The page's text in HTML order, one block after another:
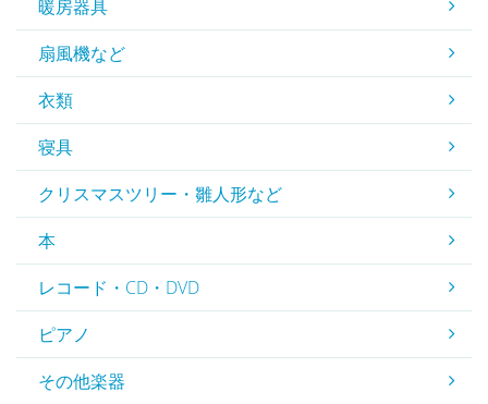
暖房器具
扇風機など
衣類
寝具
クリスマスツリー・雛人形など
本
レコード・CD・DVD
ピアノ
その他楽器